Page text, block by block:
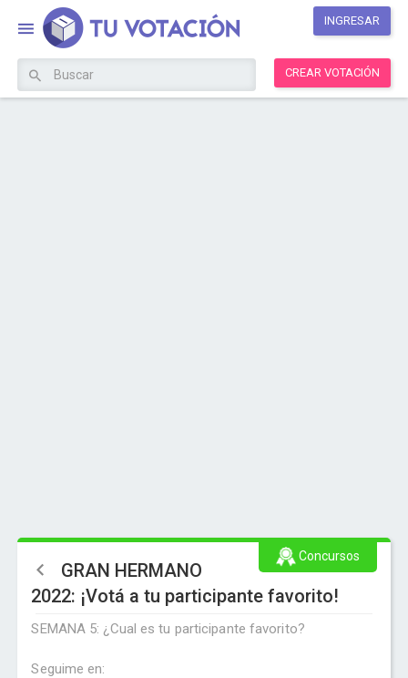
INGRESAR
CREAR VOTACIÓN
Concursos
GRAN HERMANO
2022: ¡Votá a tu participante favorito!
SEMANA 5: ¿Cual es tu participante favorito?
Seguime en: